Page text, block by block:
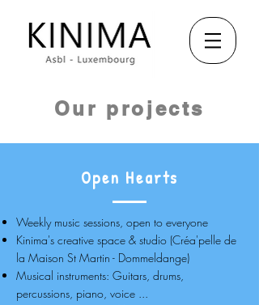
Our projects
Open Hearts
Weekly music sessions, open to everyone
Kinima's creative space & studio (Créa'pelle de
la Maison St Martin - Dommeldange)
Musical instruments: Guitars, drums,
percussions, piano, voice ...